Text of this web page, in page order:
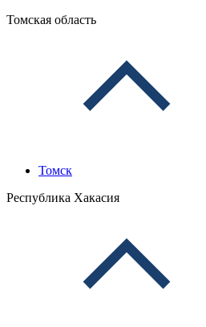
Томская область
Томск
Республика Хакасия